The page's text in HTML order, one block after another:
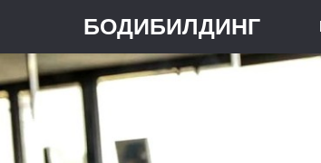
БОДИБИЛДИНГ